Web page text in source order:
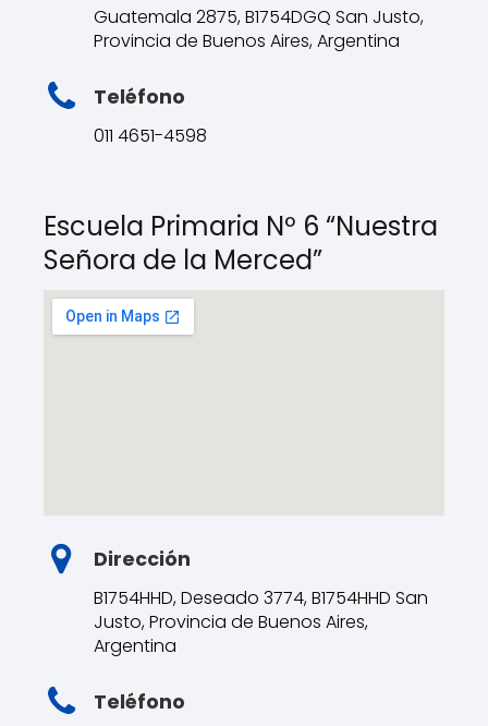
Guatemala 2875, B1754DGQ San Justo,
Provincia de Buenos Aires, Argentina
Teléfono
011 4651-4598
Escuela Primaria Nº 6 “Nuestra
Señora de la Merced”
Dirección
B1754HHD, Deseado 3774, B1754HHD San
Justo, Provincia de Buenos Aires,
Argentina
Teléfono